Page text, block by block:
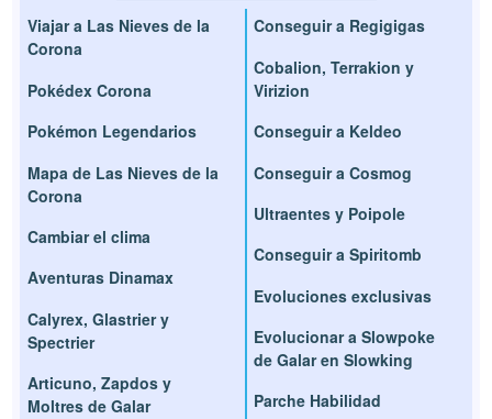
Viajar a Las Nieves de la
Corona
Pokédex Corona
Pokémon Legendarios
Mapa de Las Nieves de la
Corona
Cambiar el clima
Aventuras Dinamax
Calyrex, Glastrier y
Spectrier
Articuno, Zapdos y
Moltres de Galar
Conseguir a Regigigas
Cobalion, Terrakion y
Virizion
Conseguir a Keldeo
Conseguir a Cosmog
Ultraentes y Poipole
Conseguir a Spiritomb
Evoluciones exclusivas
Evolucionar a Slowpoke
de Galar en Slowking
Parche Habilidad